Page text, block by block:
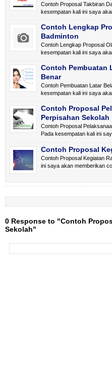
Contoh Proposal Takbiran
kesempatan kali ini saya
Contoh Lengkap
Badminton
Contoh Lengkap Proposal
kesempatan kali ini saya
Contoh Pembuatan
Benar
Contoh Pembuatan Latar
kesempatan kali ini saya
Contoh Proposal
Perpisahan Sekolah
Contoh Proposal
Pada kesempatan kali ini
Contoh Proposal
Contoh Proposal Kegiatan
ini saya akan memberikan
0 Response to "Contoh
Sekolah"